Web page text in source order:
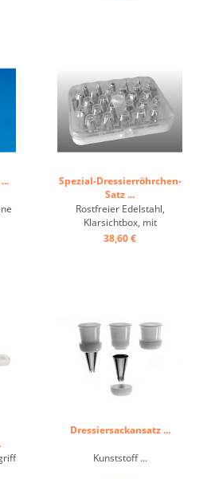
Spezial-Dressierröhrchen-
Satz ...
Rostfreier Edelstahl,
Klarsichtbox, mit
Dressiersackansatz ...
38,60 €
Dressiersackansatz ...
Kunststoff ...